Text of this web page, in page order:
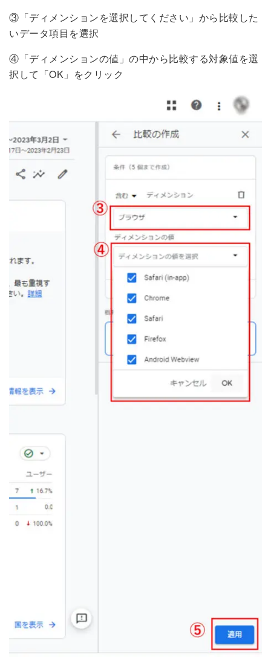
③「ディメンションを選択してください」から比較した
いデータ項目を選択
④「ディメンションの値」の中から比較する対象値を選
択して「OK」をクリック